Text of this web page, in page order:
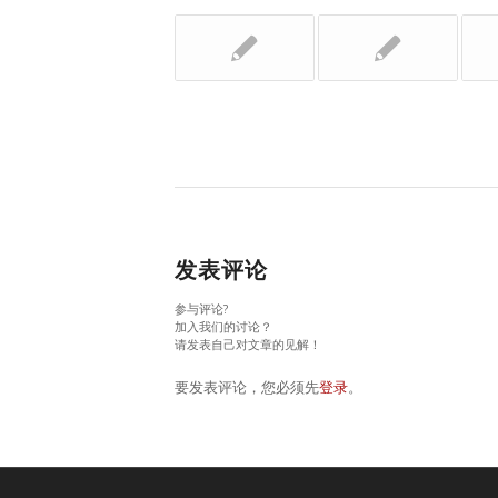
发表评论
参与评论?
加入我们的讨论？
请发表自己对文章的见解！
要发表评论，您必须先登录。